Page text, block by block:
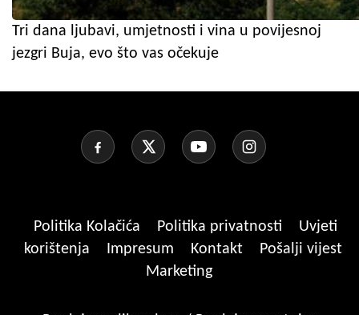
Tri dana ljubavi, umjetnosti i vina u povijesnoj
jezgri Buja, evo što vas očekuje
Politika Kolačića Politika privatnosti
Uvjeti
korištenja
Impresum Kontakt
Pošalji vijest
Marketing